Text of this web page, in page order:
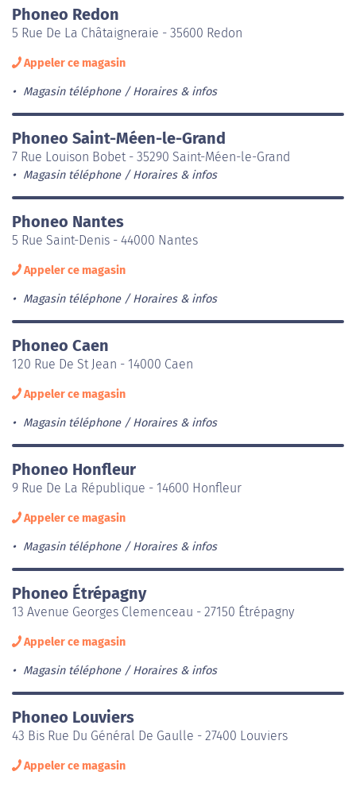
Phoneo Redon
5 Rue De La Châtaigneraie - 35600 Redon
Appeler ce magasin
Magasin téléphone Horaires & infos
Phoneo Saint-Méen-le-Grand
7 Rue Louison Bobet - 35290 Saint-Méen-le-Grand
Magasin téléphone Horaires & infos
Phoneo Nantes
5 Rue Saint-Denis - 44000 Nantes
Appeler ce magasin
Magasin téléphone Horaires & infos
Phoneo Caen
120 Rue De St Jean - 14000 Caen
Appeler ce magasin
Magasin téléphone Horaires & infos
Phoneo Honfleur
9 Rue De La République - 14600 Honfleur
Appeler ce magasin
Magasin téléphone Horaires & infos
Phoneo Étrépagny
13 Avenue Georges Clemenceau - 27150 Étrépagny
Appeler ce magasin
Magasin téléphone Horaires & infos
Phoneo Louviers
43 Bis Rue Du Général De Gaulle - 27400 Louviers
Appeler ce magasin